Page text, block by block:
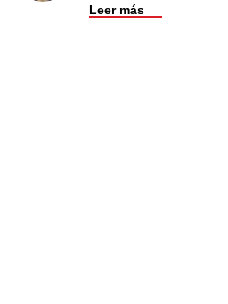
Leer más